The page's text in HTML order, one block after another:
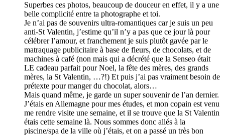
Superbes ces photos, beaucoup de douceur en effet, il y a une
belle complicité entre ta photographe et toi.
Je n’ai pas de souvenirs ultra-romantiques car je suis un peu
anti-St Valentin, j’estime qu’il n’y a pas que ce jour là pour
célébrer l’amour, et franchement je suis plutôt gavée par le
matraquage publicitaire à base de fleurs, de chocolats, et de
machines à café (non mais qui a décrété que la Senseo était
LE cadeau parfait pour Noel, la fête des mères, des grands
mères, la St Valentin, …?!) Et puis j’ai pas vraiment besoin de
prétexte pour manger du chocolat, alors…
Mais quand même, je garde un super souvenir de l’an dernier.
J’étais en Allemagne pour mes études, et mon copain est venu
me rendre visite une semaine, et il se trouve que la St Valentin
étais cette semaine là. Nous sommes donc allés à la
piscine/spa de la ville où j’étais, et on a passé un très bon